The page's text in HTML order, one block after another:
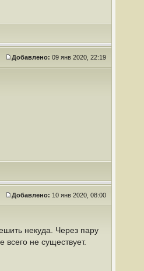
Добавлено: 09 янв 2020, 22:19
Добавлено: 10 янв 2020, 08:00
некуда. Через пару
не существует.